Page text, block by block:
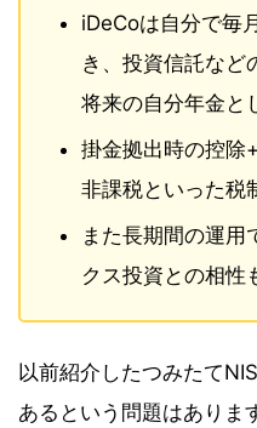
iDeCoは自分で毎
き、投資信託など
将来の自分年金と
掛金拠出時の控除
非課税といった税
また長期間の運用
クス投資との相性
以前紹介したつみたて
あるという問題はありま